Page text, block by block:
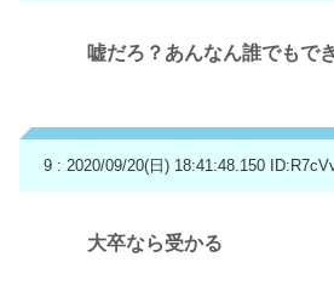
嘘だろ？あんなん誰でもで
9 : 2020/09/20(日) 18:41:48.150
大卒なら受かる